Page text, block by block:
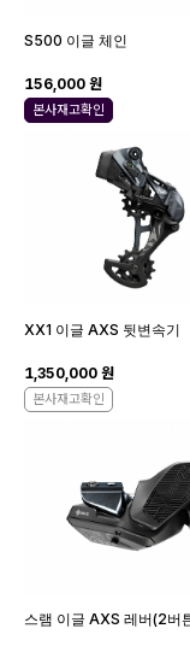
S500 이글 체인
156,000 원
본사재고확인
XX1 이글 AXS 뒷변속기
1,350,000 원
본사재고확인
스램 이글 AXS 레버(2